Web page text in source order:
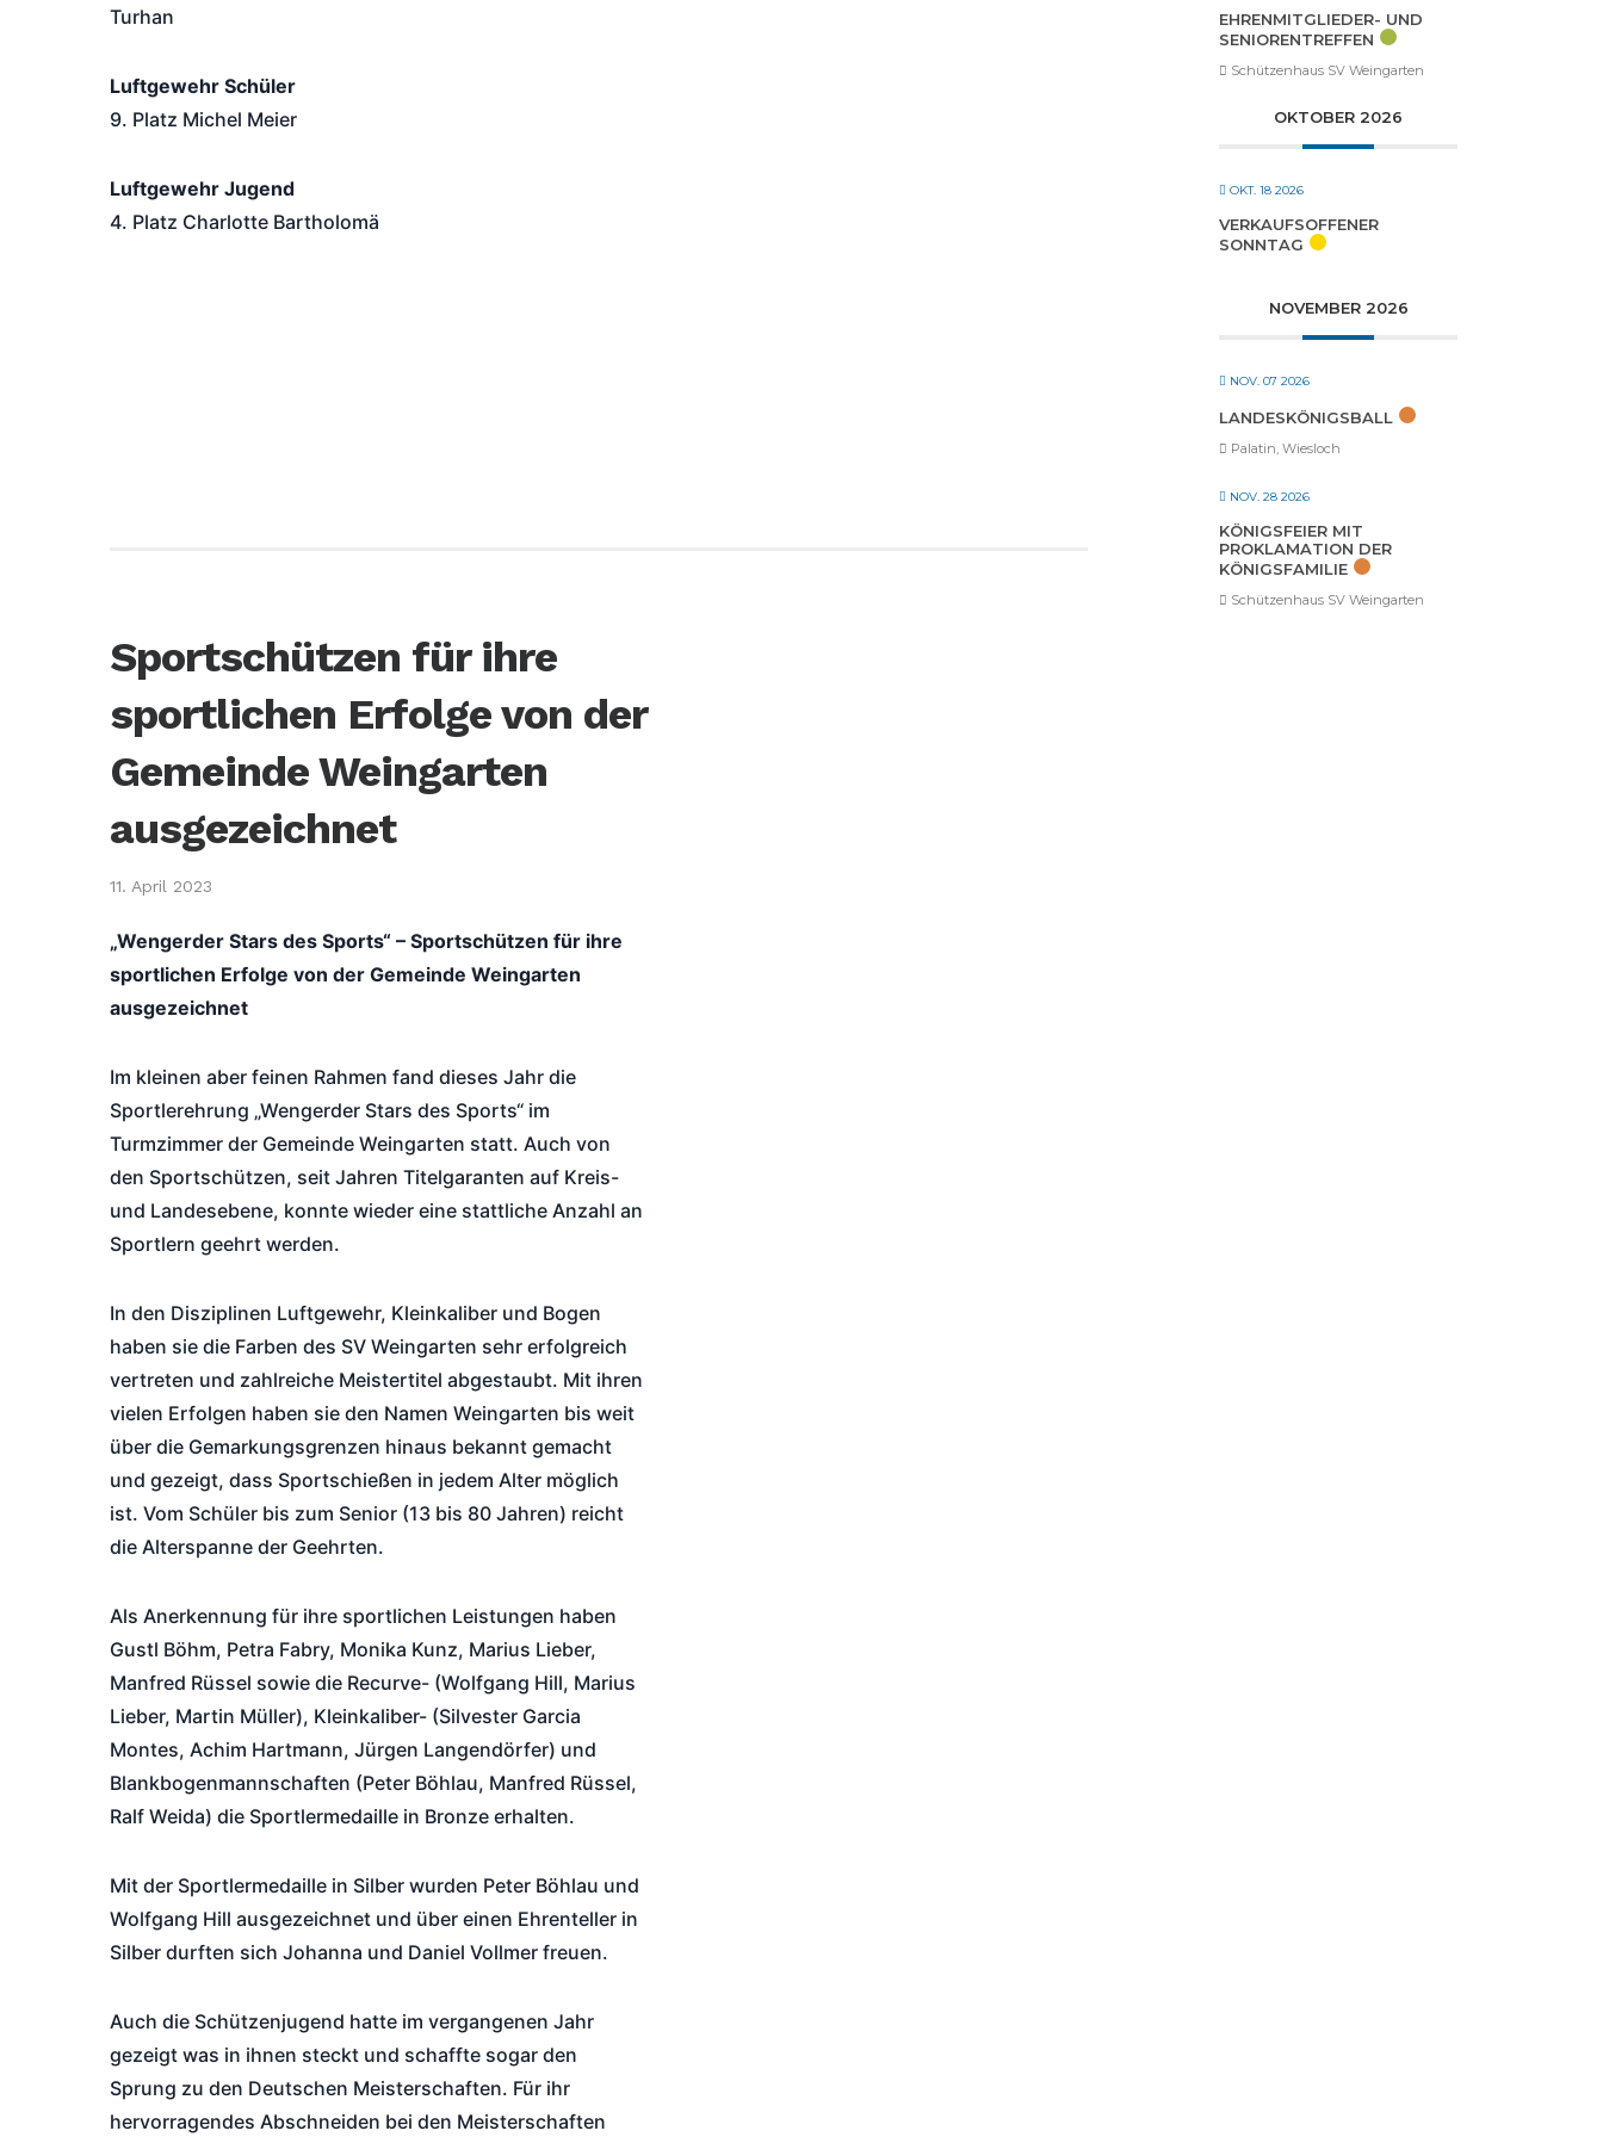
Turhan
Luftgewehr Schüler
9. Platz Michel Meier
Luftgewehr Jugend
4. Platz Charlotte Bartholomä
Sportschützen für ihre
sportlichen Erfolge von der
Gemeinde Weingarten
ausgezeichnet
11. April 2023
„Wengerder Stars des Sports“ – Sportschützen für ihre
sportlichen Erfolge von der Gemeinde Weingarten
ausgezeichnet
Im kleinen aber feinen Rahmen fand dieses Jahr die
Sportlerehrung „Wengerder Stars des Sports“ im
Turmzimmer der Gemeinde Weingarten statt. Auch von
den Sportschützen, seit Jahren Titelgaranten auf Kreis-
und Landesebene, konnte wieder eine stattliche Anzahl an
Sportlern geehrt werden.
In den Disziplinen Luftgewehr, Kleinkaliber und Bogen
haben sie die Farben des SV Weingarten sehr erfolgreich
vertreten und zahlreiche Meistertitel abgestaubt. Mit ihren
vielen Erfolgen haben sie den Namen Weingarten bis weit
über die Gemarkungsgrenzen hinaus bekannt gemacht
und gezeigt, dass Sportschießen in jedem Alter möglich
ist. Vom Schüler bis zum Senior (13 bis 80 Jahren) reicht
die Alterspanne der Geehrten.
Als Anerkennung für ihre sportlichen Leistungen haben
Gustl Böhm, Petra Fabry, Monika Kunz, Marius Lieber,
Manfred Rüssel sowie die Recurve- (Wolfgang Hill, Marius
Lieber, Martin Müller), Kleinkaliber- (Silvester Garcia
Montes, Achim Hartmann, Jürgen Langendörfer) und
Blankbogenmannschaften (Peter Böhlau, Manfred Rüssel,
Ralf Weida) die Sportlermedaille in Bronze erhalten.
Mit der Sportlermedaille in Silber wurden Peter Böhlau und
Wolfgang Hill ausgezeichnet und über einen Ehrenteller in
Silber durften sich Johanna und Daniel Vollmer freuen.
Auch die Schützenjugend hatte im vergangenen Jahr
gezeigt was in ihnen steckt und schaffte sogar den
Sprung zu den Deutschen Meisterschaften. Für ihr
hervorragendes Abschneiden bei den Meisterschaften
EHRENMITGLIEDER- UND
SENIORENTREFFEN
Schützenhaus SV Weingarten
OKTOBER 2026
OKT. 18 2026
VERKAUFSOFFENER
SONNTAG
NOVEMBER 2026
NOV. 07 2026
LANDESKÖNIGSBALL
Palatin, Wiesloch
NOV. 28 2026
KÖNIGSFEIER MIT
PROKLAMATION DER
KÖNIGSFAMILIE
Schützenhaus SV Weingarten